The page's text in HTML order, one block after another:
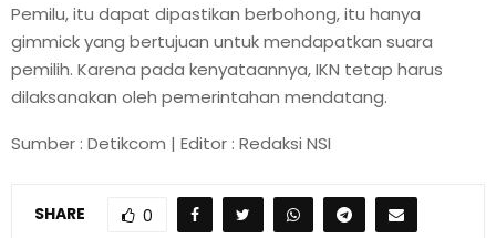
Pemilu, itu dapat dipastikan berbohong, itu hanya
gimmick yang bertujuan untuk mendapatkan suara
pemilih. Karena pada kenyataannya, IKN tetap harus
dilaksanakan oleh pemerintahan mendatang.
Sumber : Detikcom | Editor : Redaksi NSI
SHARE 0